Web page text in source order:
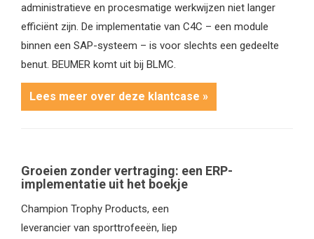
administratieve en procesmatige werkwijzen niet langer
efficiënt zijn. De implementatie van C4C – een module
binnen een SAP-systeem – is voor slechts een gedeelte
benut. BEUMER komt uit bij BLMC.
Lees meer over deze klantcase »
Groeien zonder vertraging: een ERP-
implementatie uit het boekje
Champion Trophy Products, een
leverancier van sporttrofeeën, liep